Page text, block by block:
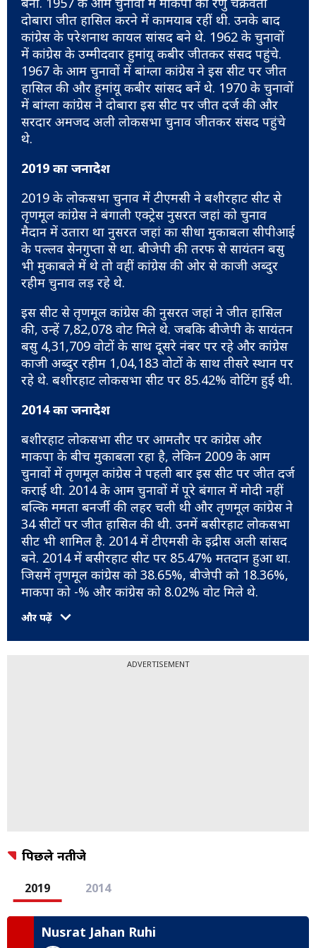
दोबारा जीत हासिल करने में कामयाब रहीं थी. उनके बाद
कांग्रेस के परेशनाथ कायल सांसद बने थे. 1962 के चुनावों
में कांग्रेस के उम्मीदवार हुमांयू कबीर जीतकर संसद पहुंचे.
1967 के आम चुनावों में बांग्ला कांग्रेस ने इस सीट पर जीत
हासिल की और हुमांयू कबीर सांसद बनें थे. 1970 के चुनावों
में बांग्ला कांग्रेस ने दोबारा इस सीट पर जीत दर्ज की और
सरदार अमजद अली लोकसभा चुनाव जीतकर संसद पहुंचे
थे.
2019 का जनादेश
2019 के लोकसभा चुनाव में टीएमसी ने बशीरहाट सीट से
तृणमूल कांग्रेस ने बंगाली एक्ट्रेस नुसरत जहां को चुनाव
मैदान में उतारा था नुसरत जहां का सीधा मुकाबला सीपीआई
के पल्लव सेनगुप्ता से था. बीजेपी की तरफ से सायंतन बसु
भी मुकाबले में थे तो वहीं कांग्रेस की ओर से काजी अब्दुर
रहीम चुनाव लड़ रहे थे.
इस सीट से तृणमूल कांग्रेस की नुसरत जहां ने जीत हासिल
की, उन्हें 7,82,078 वोट मिले थे. जबकि बीजेपी के सायंतन
बसु 4,31,709 वोटों के साथ दूसरे नंबर पर रहे और कांग्रेस
काजी अब्दुर रहीम 1,04,183 वोटों के साथ तीसरे स्थान पर
रहे थे. बशीरहाट लोकसभा सीट पर 85.42% वोटिंग हुई थी.
2014 का जनादेश
बशीरहाट लोकसभा सीट पर आमतौर पर कांग्रेस और
माकपा के बीच मुकाबला रहा है, लेकिन 2009 के आम
चुनावों में तृणमूल कांग्रेस ने पहली बार इस सीट पर जीत दर्ज
कराई थी. 2014 के आम चुनावों में पूरे बंगाल में मोदी नहीं
बल्कि ममता बनर्जी की लहर चली थी और तृणमूल कांग्रेस ने
34 सीटों पर जीत हासिल की थी. उनमें बसीरहाट लोकसभा
सीट भी शामिल है. 2014 में टीएमसी के इद्रीस अली सांसद
बने. 2014 में बसीरहाट सीट पर 85.47% मतदान हुआ था.
जिसमें तृणमूल कांग्रेस को 38.65%, बीजेपी को 18.36%,
माकपा को -% और कांग्रेस को 8.02% वोट मिले थे.
और पढ़ें
ADVERTISEMENT
पिछले नतीजे
2019 2014
Nusrat Jahan Ruhi